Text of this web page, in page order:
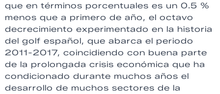
que en términos porcentuales es un 0.5 %
menos que a primero de año, el octavo
decrecimiento experimentado en la historia
del golf español, que abarca el periodo
2011-2017, coincidiendo con buena parte
de la prolongada crisis económica que ha
condicionado durante muchos años el
desarrollo de muchos sectores de la